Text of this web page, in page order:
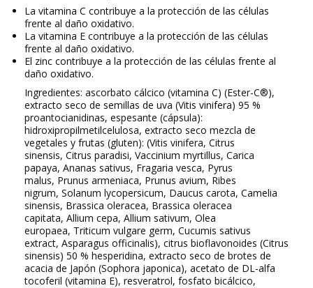
La vitamina C contribuye a la protección de las células
frente al daño oxidativo.
La vitamina E contribuye a la protección de las células
frente al daño oxidativo.
El zinc contribuye a la protección de las células frente al
daño oxidativo.
Ingredientes: ascorbato cálcico (vitamina C) (Ester-C®),
extracto seco de semillas de uva (Vitis vinifera) 95 %
proantocianidinas, espesante (cápsula):
hidroxipropilmetilcelulosa, extracto seco mezcla de
vegetales y frutas (gluten): (Vitis vinifera, Citrus
sinensis, Citrus paradisi, Vaccinium myrtillus, Carica
papaya, Ananas sativus, Fragaria vesca, Pyrus
malus, Prunus armeniaca, Prunus avium, Ribes
nigrum, Solanum lycopersicum, Daucus carota, Camelia
sinensis, Brassica oleracea, Brassica oleracea
capitata, Allium cepa, Allium sativum, Olea
europaea, Triticum vulgare germ, Cucumis sativus
extract, Asparagus officinalis), citrus bioflavonoides (Citrus
sinensis) 50 % hesperidina, extracto seco de brotes de
acacia de Japón (Sophora japonica), acetato de DL-alfa
tocoferil (vitamina E), resveratrol, fosfato bicálcico,